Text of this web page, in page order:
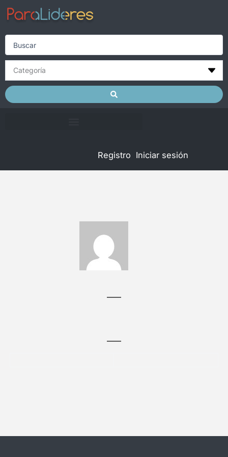
Skip
content
Search
Registro Iniciar sesión